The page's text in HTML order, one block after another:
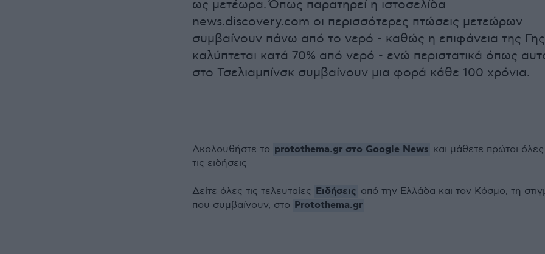
ως μετέωρα. Όπως παρατηρεί η ιστοσελίδα
news.discovery.com οι περισσότερες πτώσεις μετεώρων
συμβαίνουν πάνω από το νερό - καθώς η επιφάνεια της Γης
καλύπτεται κατά 70% από νερό - ενώ περιστατικά όπως
στο Τσελιαμπίνσκ συμβαίνουν μια φορά κάθε 100 χρόνια.
Ακολουθήστε το protothema.gr στο Google News και μάθετε πρώτοι όλες
τις ειδήσεις
Δείτε όλες τις τελευταίες Ειδήσεις από την Ελλάδα και τον Κόσμο, τη
που συμβαίνουν, στο Protothema.gr